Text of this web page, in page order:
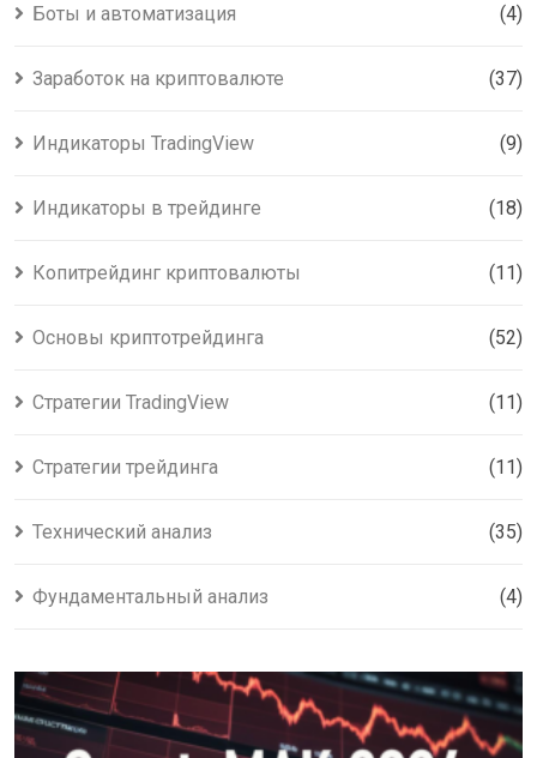
Боты и автоматизация (4)
Заработок на криптовалюте (37)
Индикаторы TradingView (9)
Индикаторы в трейдинге (18)
Копитрейдинг криптовалюты (11)
Основы криптотрейдинга (52)
Стратегии TradingView (11)
Стратегии трейдинга (11)
Технический анализ (35)
Фундаментальный анализ (4)